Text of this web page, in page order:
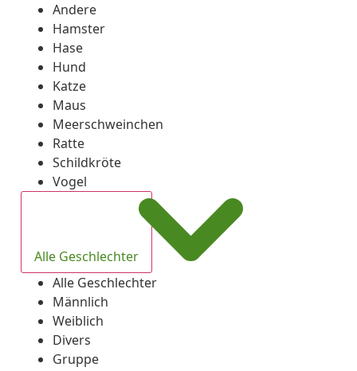
Andere
Hamster
Hase
Hund
Katze
Maus
Meerschweinchen
Ratte
Schildkröte
Vogel
Alle Geschlechter
Alle Geschlechter
Männlich
Weiblich
Divers
Gruppe